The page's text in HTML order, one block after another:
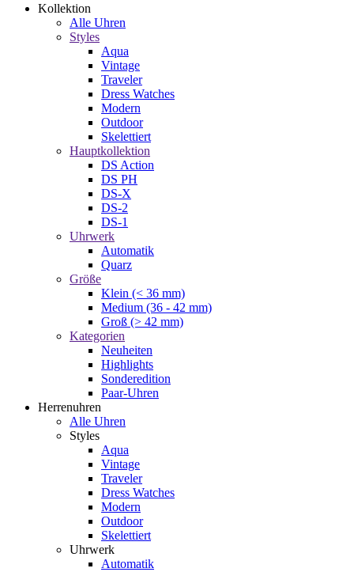
Kollektion
Alle Uhren
Styles
Aqua
Vintage
Traveler
Dress Watches
Modern
Outdoor
Skelettiert
Hauptkollektion
DS Action
DS PH
DS-X
DS-2
DS-1
Uhrwerk
Automatik
Quarz
Größe
Klein (< 36 mm)
Medium (36 - 42 mm)
Groß (> 42 mm)
Kategorien
Neuheiten
Highlights
Sonderedition
Paar-Uhren
Herrenuhren
Alle Uhren
Styles
Aqua
Vintage
Traveler
Dress Watches
Modern
Outdoor
Skelettiert
Uhrwerk
Automatik